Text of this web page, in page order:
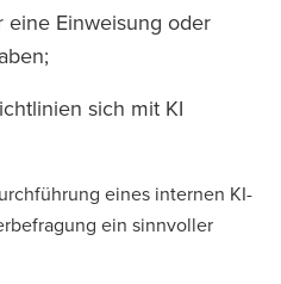
Einweisung oder
sich mit KI
eines internen KI-
ein sinnvoller